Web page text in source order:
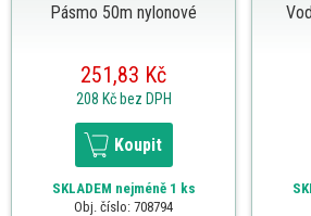
Pásmo 50m nylonové
251,83 Kč
208 Kč bez DPH
Koupit
SKLADEM nejméně 1 ks
Obj. číslo: 708794